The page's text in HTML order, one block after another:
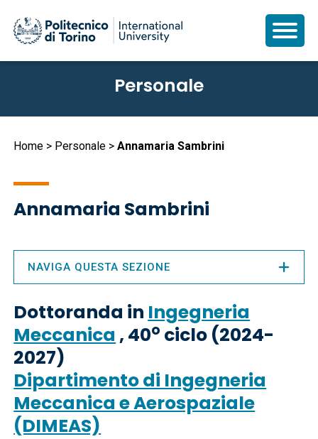
principale
Personale
Briciole
Home Personale Annamaria Sambrini
Annamaria Sambrini
Dottoranda in Ingegneria
Meccanica , 40o ciclo (2024-
2027)
Dipartimento di Ingegneria
Meccanica e Aerospaziale
(DIMEAS)
NAVIGA QUESTA SEZIONE